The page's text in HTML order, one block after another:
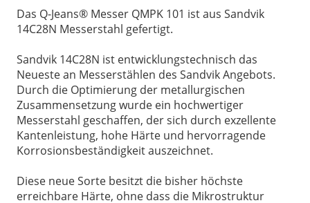
Das Q-Jeans® Messer QMPK 101 ist aus Sandvik
14C28N Messerstahl gefertigt.
Sandvik 14C28N ist entwicklungstechnisch das
Neueste an Messerstählen des Sandvik Angebots.
Durch die Optimierung der metallurgischen
Zusammensetzung wurde ein hochwertiger
Messerstahl geschaffen, der sich durch exzellente
Kantenleistung, hohe Härte und hervorragende
Korrosionsbeständigkeit auszeichnet.
Diese neue Sorte besitzt die bisher höchste
erreichbare Härte, ohne dass die Mikrostruktur